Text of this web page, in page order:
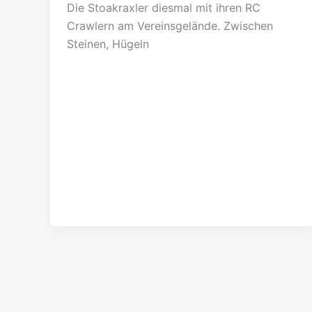
Die Stoakraxler diesmal mit ihren RC
Crawlern am Vereinsgelände. Zwischen
Steinen, Hügeln